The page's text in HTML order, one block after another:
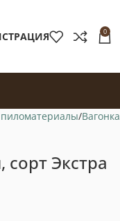
0
Вагонка
сорт Экстра